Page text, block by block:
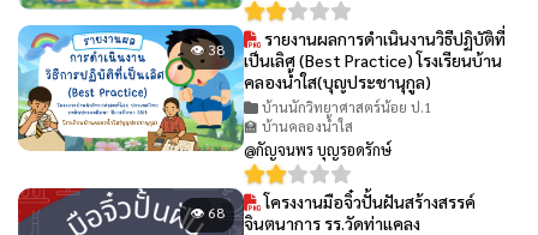
👁 38
รายงานผลการดำเนินงานวิธีปฏิบัติที่
เป็นเลิศ (Best Practice) โรงเรียนบ้าน
คลองน้ำใส(บุญประชานุกูล)
บ้านนักวิทยาศาสตร์น้อย ป.1
🏫 บ้านคลองน้ำใส
@กัญจนพร บุญรอดรักษ์
👁 68
โครงงานมือจิ๋วปั้นฝันสร้างสรรค์
จินตนาการ รร.วัดท่าแคลง